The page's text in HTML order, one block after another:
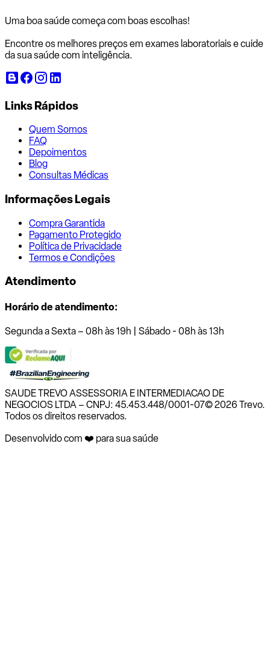
Uma boa saúde começa com boas escolhas!
Encontre os melhores preços em exames laboratoriais e cuide
da sua saúde com inteligência.
Links Rápidos
Quem Somos
FAQ
Depoimentos
Blog
Consultas Médicas
Informações Legais
Compra Garantida
Pagamento Protegido
Política de Privacidade
Termos e Condições
Atendimento
Horário de atendimento:
Segunda a Sexta – 08h às 19h | Sábado - 08h às 13h
SAUDE TREVO ASSESSORIA E INTERMEDIACAO DE
NEGOCIOS LTDA – CNPJ: 45.453.448/0001-07© 2026 Trevo.
Todos os direitos reservados.
Desenvolvido com ❤️ para sua saúde